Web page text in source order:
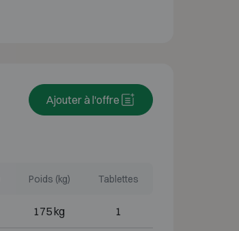
Ajouter à l'offre
Poids (kg) Tablettes
175 kg 1